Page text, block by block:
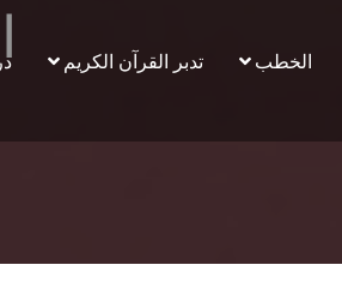
الخطب تدبر القرآن الكريم